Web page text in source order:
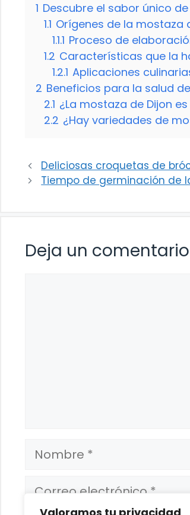
1 Descubre el sabor único
1.1 Orígenes de la mostaza
1.1.1 Proceso de
1.2 Características que la
1.2.1 Aplicaciones
2 Beneficios para la salud
2.1 ¿La mostaza de Dijon
2.2 ¿Hay variedades de
Deliciosas croquetas de
Tiempo de germinación de
Deja un comentario
Nombre
Correo